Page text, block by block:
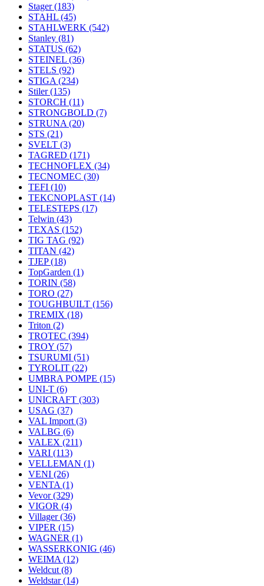
Stager(183)
STAHL (45)
STAHLWERK (542)
Stanley (81)
STATUS (62)
STEINEL (36)
STELS (92)
STIGA (234)
Stiler(135)
STORCH (11)
STRONGBOLD (7)
STRUNA (20)
STS (21)
SVELT (3)
TAGRED (171)
TECHNOFLEX (34)
TECNOMEC (30)
TEFI (10)
TEKCNOPLAST (14)
TELESTEPS (17)
Telwin (43)
TEXAS (152)
TIG TAG (92)
TITAN (42)
TJEP(18)
TopGarden (1)
TORIN (58)
TORO (27)
TOUGHBUILT (156)
TREMIX (18)
Triton (2)
TROTEC (394)
TROY (57)
TSURUMI (51)
TYROLIT (22)
UMBRA POMPE (15)
UNI-T (6)
UNICRAFT (303)
USAG (37)
VAL Import (3)
VALBG (6)
VALEX (211)
VARI (113)
VELLEMAN (1)
VENI (26)
VENTA (1)
Vevor(329)
VIGOR (4)
Villager(36)
VIPER (15)
WAGNER (1)
WASSERKONIG (46)
WEIMA (12)
Weldcut (8)
Weldstar(14)